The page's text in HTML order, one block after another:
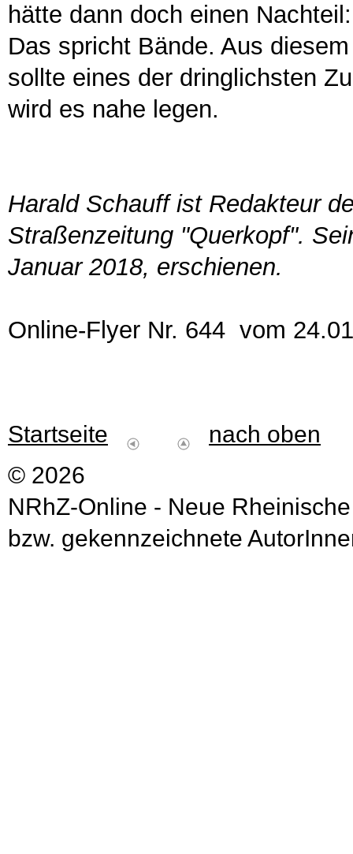
hätte dann doch einen
Das spricht Bände. Aus
sollte eines der dringlichsten
wird es nahe legen.
Harald Schauff ist Redakteur
Straßenzeitung "Querkopf".
Januar 2018, erschienen.
Online-Flyer Nr. 644 vom
Startseite
nach oben
© 2026
NRhZ-Online - Neue
bzw. gekennzeichnete